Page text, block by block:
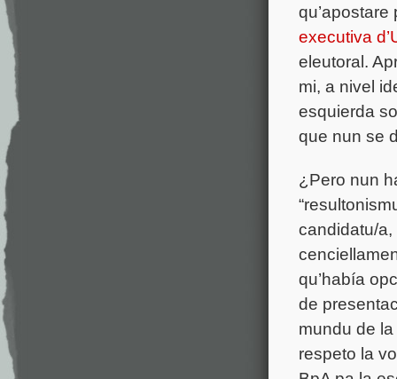
executiva
eleutoral.
mi, a nivel
esquierda
que nun se
¿Pero nun
candidatu/a,
qu’había
de
mundu de
respeto la